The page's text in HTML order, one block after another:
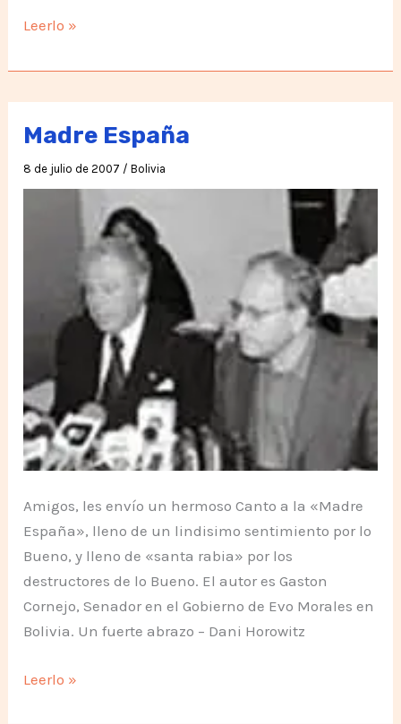
Tomás
se
encontrará
con
Chomsky
Leerlo »
Madre España
8 de julio de 2007 /Bolivia
Amigos, les envío un hermoso Canto a la «Madre
España», lleno de un lindisimo sentimiento por lo
Bueno, y lleno de «santa rabia» por los
destructores de lo Bueno. El autor es Gaston
Cornejo, Senador en el Gobierno de Evo Morales en
Bolivia. Un fuerte abrazo – Dani Horowitz
Madre
Leerlo »